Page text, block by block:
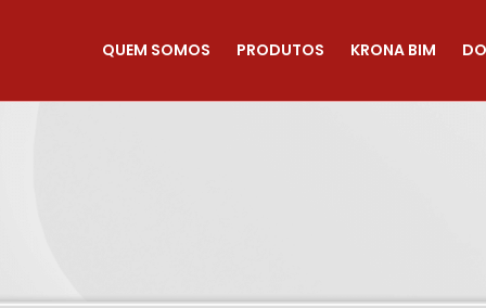
QUEM SOMOS PRODUTOS KRONA BIM